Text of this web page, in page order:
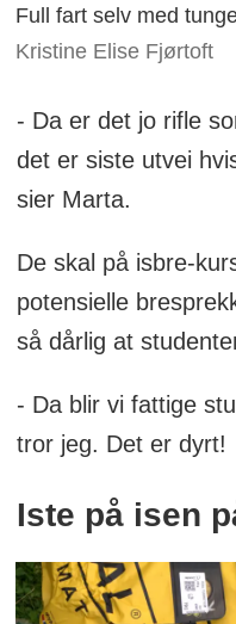
Full fart selv med
Kristine Elise Fjørtoft
- Da er det jo rifle
det er siste utvei
sier Marta.
De skal på isbre-
potensielle
så dårlig at
- Da blir vi fattige
tror jeg. Det er dyrt!
Iste på isen